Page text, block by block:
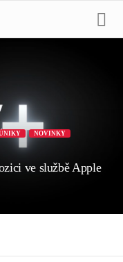
NOVINKY
ve službě Apple